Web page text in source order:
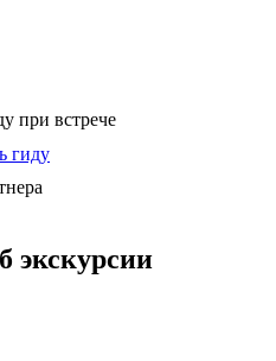
при встрече
гиду
экскурсии